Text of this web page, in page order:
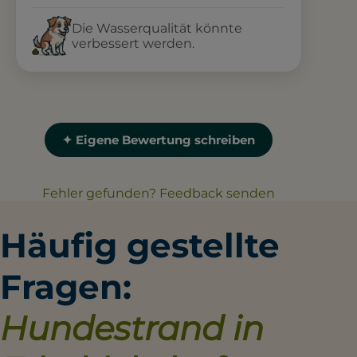
Die Wasserqualität könnte
verbessert werden.
✦ Eigene Bewertung schreiben
Fehler gefunden? Feedback senden
Häufig gestellte
Fragen:
Hundestrand in